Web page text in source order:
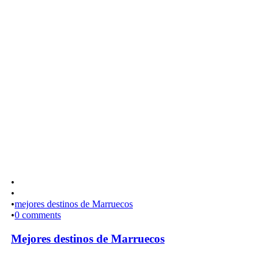
•
•
•mejores destinos de Marruecos
•0 comments
Mejores destinos de Marruecos